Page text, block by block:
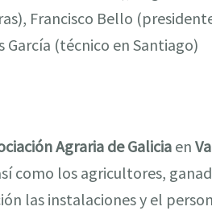
Francisco Bello
García (técnico en Santiago)
Agraria de Galicia en
como los agricultores,
las instalaciones y el